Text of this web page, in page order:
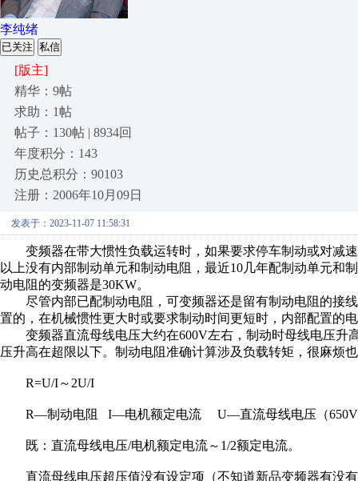
李纯绪
已关注 私信
[版主]
精华：9帖
求助：1帖
帖子：130帖 | 8934回
年度积分：143
历史总积分：90103
注册：2006年10月09日
发表于：2023-11-07 11:58:31
变频器在带大惯性负载运转时，如果要求停车制动或对减
以上没有内部制动单元和制动电阻，最近10几年配制动单元和
动电阻的变频器是30KW。
尽管内部已配制动电阻，可变频器还是留有制动电阻的接
置的，在机械惯性更大时或要求制动时间更短时，内部配置的
变频器直流母线电压大约在600V左右，制动时母线电压升
压升高在超限以下。制动电阻准确计算涉及负载转矩，很麻烦
R=U/I～ 2U/I
R—制动电阻 I—电机额定电流 U—直流母线电压（650V
既：直流母线电压/电机额定电流～ 1/2额定电流。
直流母线电压超压值没有设定项（不知道新品变频器有没